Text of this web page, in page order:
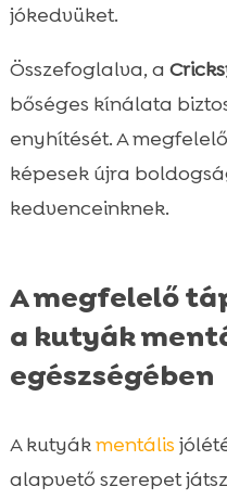
jókedvüket.
Összefoglalva, a
bőséges kínálata
enyhítését. A megfelelő
képesek újra
kedvenceinknek.
A megfelelő
a kutyák
egészségében
A kutyákmentális
alapvető szerepet